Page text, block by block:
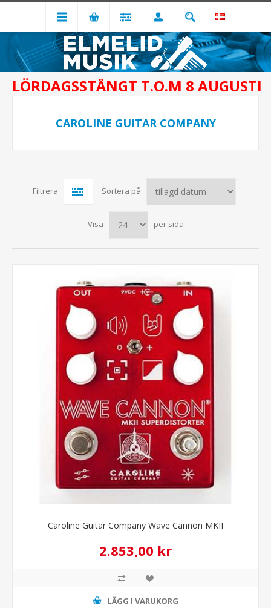
LÖRDAGSSTÄNGT T.O.M 8 AUGUSTI
CAROLINE GUITAR COMPANY
Filtrera Sortera på
Visa per sida
Caroline Guitar Company Wave Cannon MKII
2.853,00 kr
LÄGG I VARUKORG